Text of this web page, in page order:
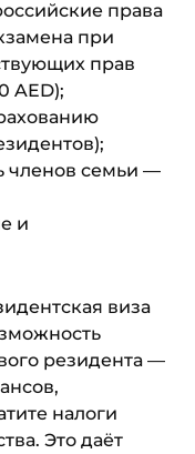
права
при
прав
AED);
членов семьи —
и
виза
резидента —
налоги
Это даёт